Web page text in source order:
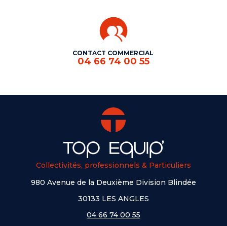
CONTACT COMMERCIAL
04 66 74 00 55
Collectivités, professionnels & Particuliers
980 Avenue de la Deuxième Division Blindée
30133 LES ANGLES
04 66 74 00 55